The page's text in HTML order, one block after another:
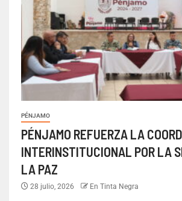
PÉNJAMO
PÉNJAMO REFUERZA LA
INTERINSTITUCIONAL POR LA
LA PAZ
28 julio, 2026 En Tinta Negra